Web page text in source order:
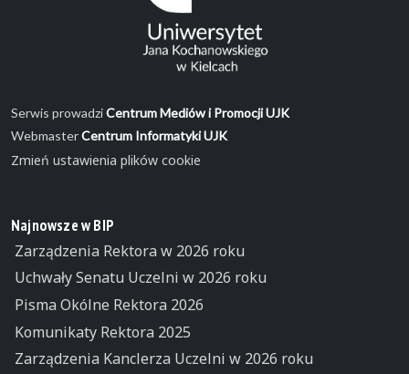
Serwis prowadziCentrum Mediów i Promocji UJK
WebmasterCentrum Informatyki UJK
Zmień ustawienia plików cookie
Najnowsze w BIP
Zarządzenia Rektora w 2026 roku
Uchwały Senatu Uczelni w 2026 roku
Pisma Okólne Rektora 2026
Komunikaty Rektora 2025
Zarządzenia Kanclerza Uczelni w 2026 roku